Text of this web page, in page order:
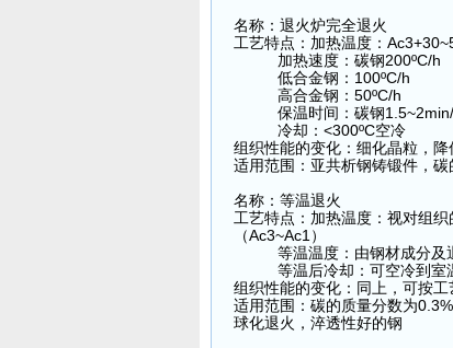
名称： 退火炉完全退火
工艺特点：加热温度：
加热速度：碳钢200ºC/h
低合金钢：100ºC/h
高合金钢：50ºC/h
保温时间：碳钢1.5~2min/
冷却：<300ºC空冷
组织性能的变化：细化晶粒，
适用范围：亚共析钢铸锻件，
名称：等温退火
工艺特点：加热温度：视对组
（Ac3~Ac1）
等温温度：由钢材成分及退
等温后冷却：可空冷到室温
组织性能的变化：同上，可按
适用范围：碳的质量分数为
球化退火，淬透性好的钢